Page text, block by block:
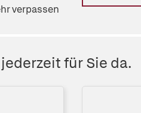
verpassen
für Sie da.